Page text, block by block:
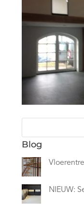
Blog
NIEUW: